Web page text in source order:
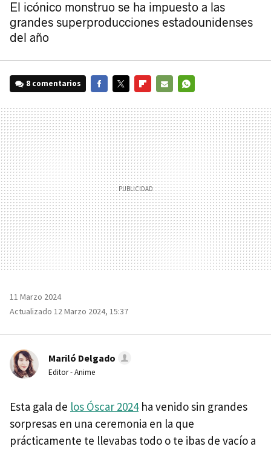
El icónico monstruo se ha impuesto a las
grandes superproducciones estadounidenses
del año
8 comentarios
MAIL
11 Marzo 2024
Actualizado 12 Marzo 2024, 15:37
Mariló Delgado
Editor - Anime
Esta gala de los Óscar 2024ha venido sin grandes
sorpresas en una ceremonia en la que
prácticamente te llevabas todo o te ibas de vacío a